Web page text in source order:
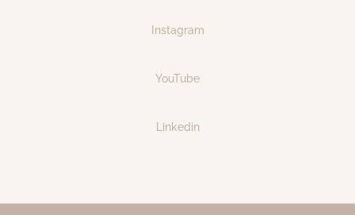
Instagram
YouTube
Linkedin